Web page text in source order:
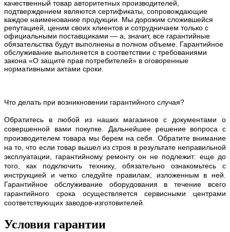
качественный товар авторитетных производителей,
подтверждением являются сертификаты, сопровождающие
каждое наименование продукции. Мы дорожим сложившейся
репутацией, ценим своих клиентов и сотрудничаем только с
официальными поставщиками — а, значит, все гарантийные
обязательства будут выполнены в полном объеме. Гарантийное
обслуживание выполняется в соответствии с требованиями
закона «О защите прав потребителей» в оговоренные
нормативными актами сроки.
Что делать при возникновении гарантийного случая?
Обратитесь в любой из наших магазинов с документами о
совершенной вами покупке. Дальнейшее решение вопроса с
производителем товара мы берем на себя. Обратите внимание
на то, что если товар вышел из строя в результате неправильной
эксплуатации, гарантийному ремонту он не подлежит: еще до
того, как подключить технику, обязательно ознакомьтесь с
инструкцией и четко следуйте правилам, изложенным в ней.
Гарантийное обслуживание оборудования в течение всего
гарантийного срока осуществляется сервисными центрами
соответствующих заводов-изготовителей.
Условия гарантии